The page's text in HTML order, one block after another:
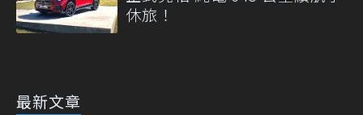
休旅！
最新文章